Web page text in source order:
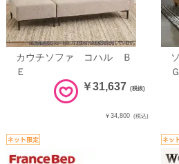
カウチソファ コハル Ｂ
Ｅ
￥31,637 (税抜)
￥34,800 (税込)